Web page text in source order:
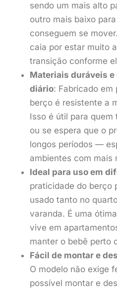
sendo um mais alto
outro mais baixo
conseguem se
caia por estar muito
transição conforme
Materiais duráveis
diário: Fabricado em
berço é resistente a
Isso é útil para quem
ou se espera que o
longos períodos —
ambientes com mais
Ideal para uso em
praticidade do berço
usado tanto no
varanda. É uma
vive em
manter o bebê perto
Fácil de montar e
O modelo não exige
possível montar e